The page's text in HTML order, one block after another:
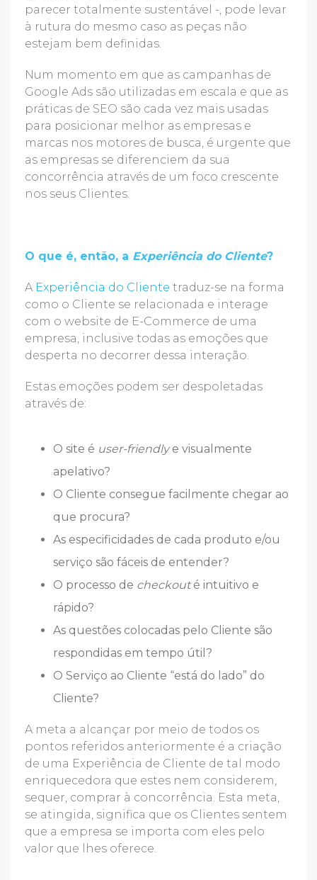
parecer totalmente sustentável -, pode levar
à rutura do mesmo caso as peças não
estejam bem definidas.
Num momento em que as campanhas de
Google Ads são utilizadas em escala e que as
práticas de SEO são cada vez mais usadas
para posicionar melhor as empresas e
marcas nos motores de busca, é urgente que
as empresas se diferenciem da sua
concorrência através de um foco crescente
nos seus Clientes.
O que é, então, a Experiência do Cliente?
A Experiência do Cliente traduz-se na forma
como o Cliente se relacionada e interage
com o website de E-Commerce de uma
empresa, inclusive todas as emoções que
desperta no decorrer dessa interação.
Estas emoções podem ser despoletadas
através de:
O site é user-friendlye visualmente
apelativo?
O Cliente consegue facilmente chegar ao
que procura?
As especificidades de cada produto e/ou
serviço são fáceis de entender?
O processo de checkouté intuitivo e
rápido?
As questões colocadas pelo Cliente são
respondidas em tempo útil?
O Serviço ao Cliente “está do lado” do
Cliente?
A meta a alcançar por meio de todos os
pontos referidos anteriormente é a criação
de uma Experiência de Cliente de tal modo
enriquecedora que estes nem considerem,
sequer, comprar à concorrência. Esta meta,
se atingida, significa que os Clientes sentem
que a empresa se importa com eles pelo
valor que lhes oferece.